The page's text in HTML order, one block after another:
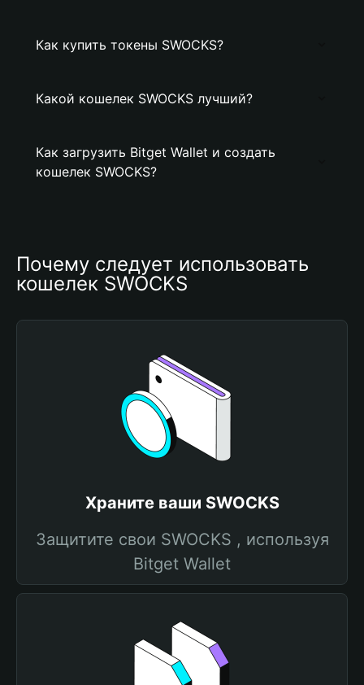
Как купить токены SWOCKS?
Какой кошелек SWOCKS лучший?
Как загрузить Bitget Wallet и создать
кошелек SWOCKS?
Почему следует использовать
кошелек SWOCKS
Храните ваши SWOCKS
Защитите свои SWOCKS , используя
Bitget Wallet